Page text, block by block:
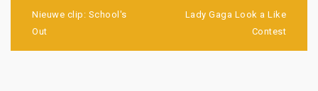
navigatie
Nieuwe clip: School's
Out
Lady Gaga Look a Like
Contest